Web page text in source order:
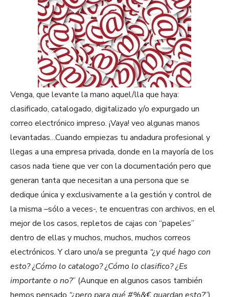
Venga, que levante la mano aquel/lla que haya:
clasificado, catalogado, digitalizado y/o expurgado un
correo electrónico impreso. ¡Vaya! veo algunas manos
levantadas…Cuando empiezas tu andadura profesional y
llegas a una empresa privada, donde en la mayoría de los
casos nada tiene que ver con la documentación pero que
generan tanta que necesitan a una persona que se
dedique única y exclusivamente a la gestión y control de
la misma –sólo a veces-, te encuentras con archivos, en el
mejor de los casos, repletos de cajas con “papeles”
dentro de ellas y muchos, muchos, muchos correos
electrónicos. Y claro uno/a se pregunta “¿y qué hago con
esto? ¿Cómo lo catalogo? ¿Cómo lo clasifico? ¿Es
importante o no?” (Aunque en algunos casos también